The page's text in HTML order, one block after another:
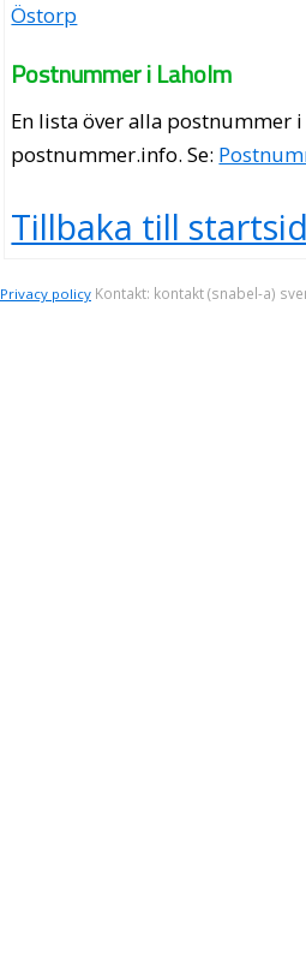
Östorp
Postnummer i Laholm
En lista över alla postnummer
postnummer.info. Se:
Tillbaka till
Privacy policy Kontakt: kontakt (snabel-a)